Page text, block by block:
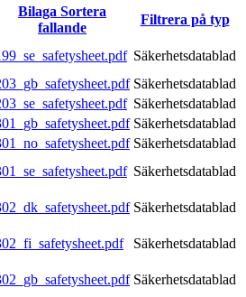
Bilaga Sortera
fallande
Filtrera på typ
Säkerhetsdatablad
Säkerhetsdatablad
Säkerhetsdatablad
Säkerhetsdatablad
Säkerhetsdatablad
Säkerhetsdatablad
Säkerhetsdatablad
Säkerhetsdatablad
Säkerhetsdatablad